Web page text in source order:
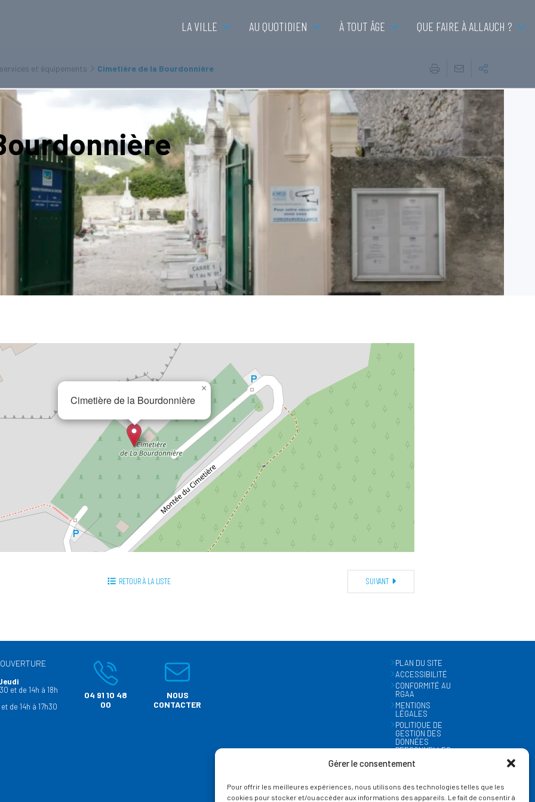
Gérer le consentement
Pour offrir les meilleures expériences, nous utilisons des technologies telles que les
cookies pour stocker et/ou accéder aux informations des appareils. Le fait de consentir à
LA VILLE AU QUOTIDIEN À TOUT ÂGE QUE FAIRE À ALLAUCH ?
et équipements Cimetière de la Bourdonnière
Cimetière de la Bourdonnière
×
RETOUR À LA LISTE SUIVANT
et de 14h à 18h
de 14h à 17h30
04 91 10 48
00
NOUS
CONTACTER
PLAN DU SITE
ACCESSIBILITÉ
CONFORMITÉ AU
RGAA
MENTIONS
LÉGALES
POLITIQUE DE
GESTION DES
DONNÉES
PERSONNELLES
MÉTÉO